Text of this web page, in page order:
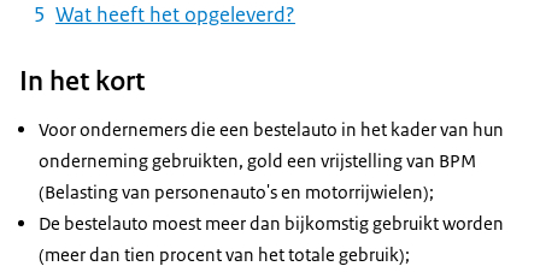
Wat heeft het opgeleverd?
In het kort
Voor ondernemers die een bestelauto in het kader van hun
onderneming gebruikten, gold een vrijstelling van BPM
(Belasting van personenauto's en motorrijwielen);
De bestelauto moest meer dan bijkomstig gebruikt worden
(meer dan tien procent van het totale gebruik);